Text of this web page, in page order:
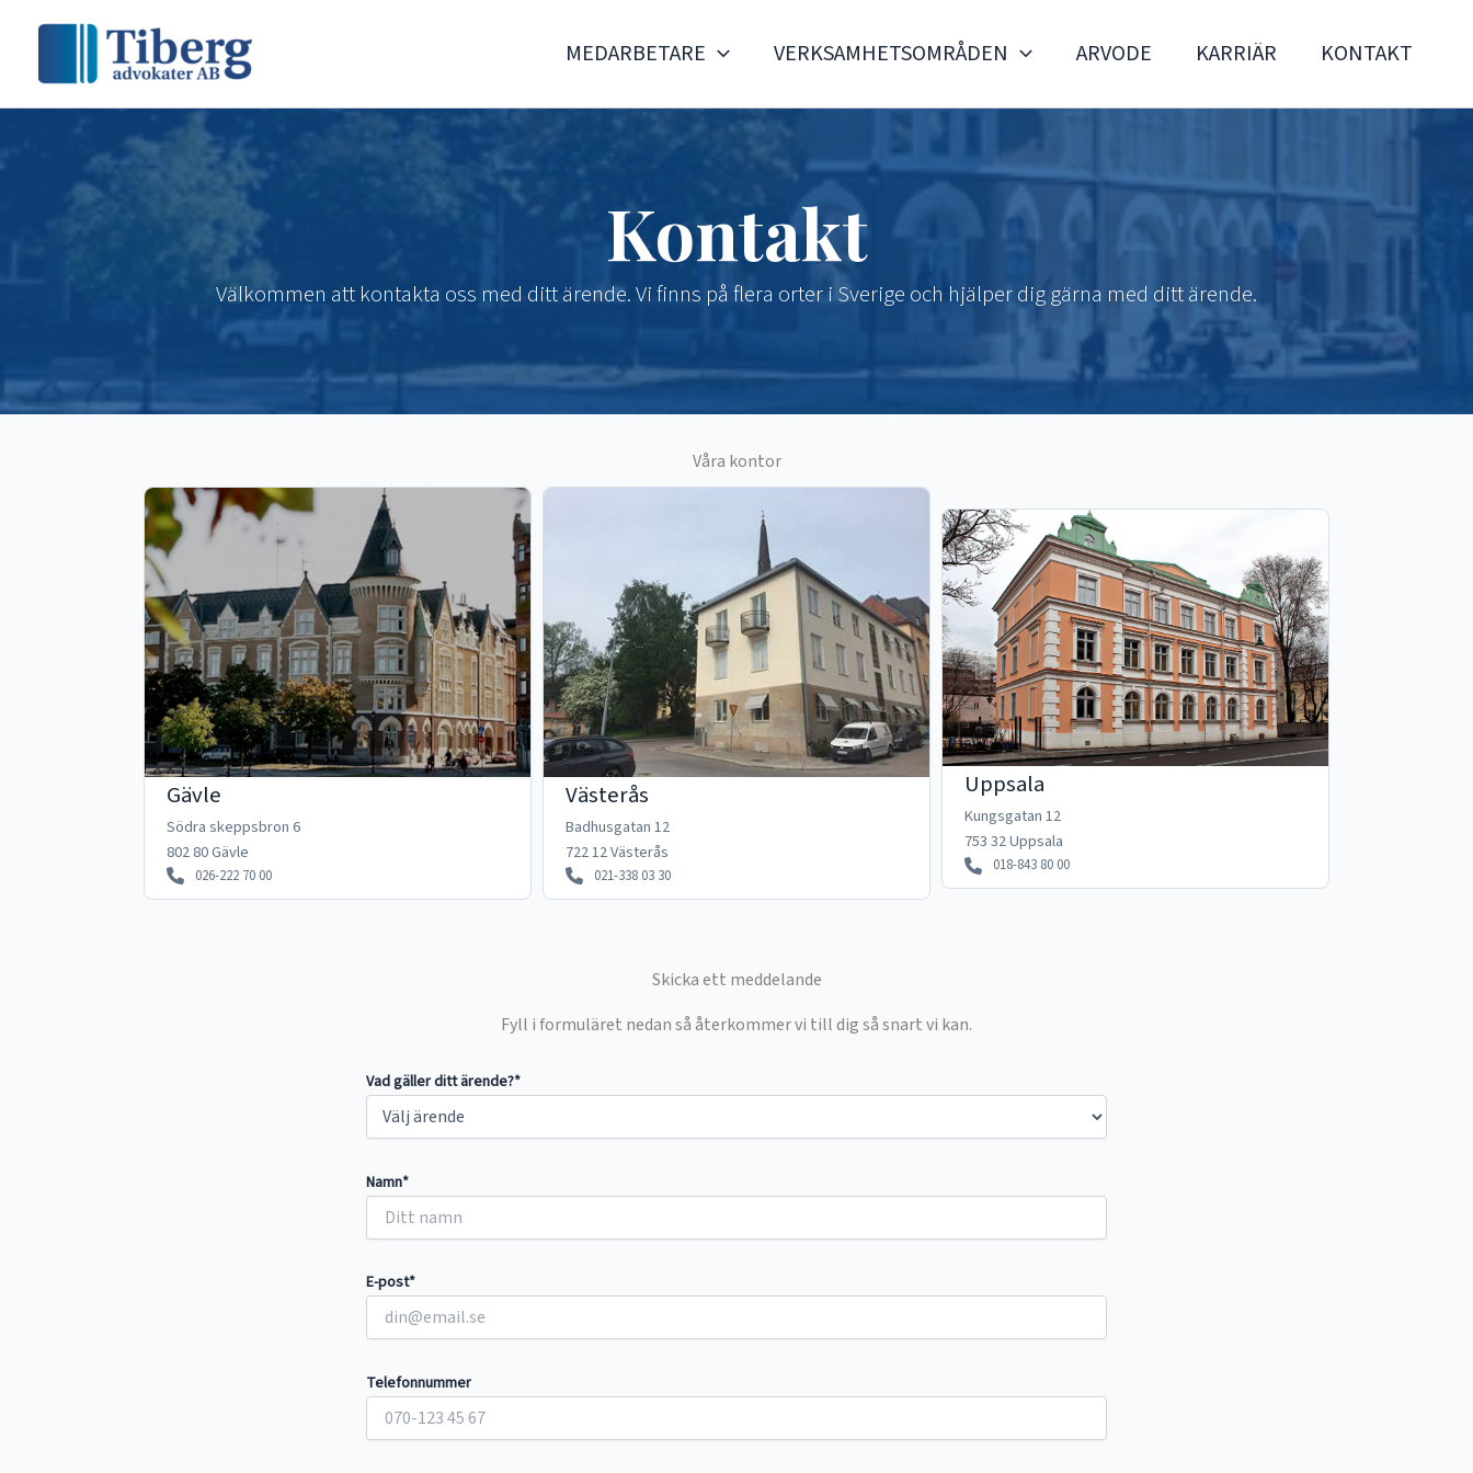
MEDARBETARE VERKSAMHETSOMRÅDEN ARVODE KARRIÄR KONTAKT
Kontakt
Välkommen att kontakta oss med ditt ärende. Vi finns på flera orter i Sverige och hjälper dig gärna med ditt ärende.
Våra kontor
Gävle
Södra skeppsbron 6
802 80 Gävle
026-222 70 00
Västerås
Badhusgatan 12
722 12 Västerås
021-338 03 30
Uppsala
Kungsgatan 12
753 32 Uppsala
018-843 80 00
Skicka ett meddelande
Fyll i formuläret nedan så återkommer vi till dig så snart vi kan.
Vad gäller ditt ärende?*
Namn*
E-post*
Telefonnummer